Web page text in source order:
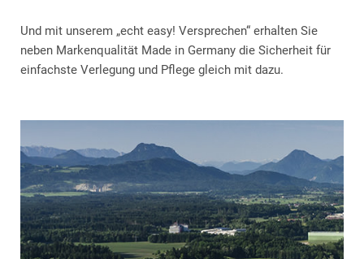
Und mit unserem „echt easy! Versprechen“ erhalten Sie
neben Markenqualität Made in Germany die Sicherheit für
einfachste Verlegung und Pflege gleich mit dazu.